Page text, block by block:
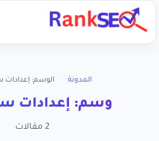
المدونة الوسم:
وسم: إعدادات
2 مقالات